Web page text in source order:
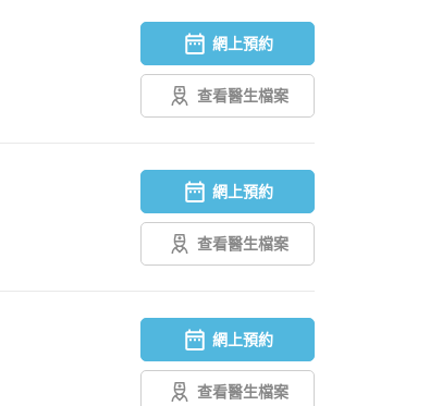
網上預約
查看醫生檔案
網上預約
查看醫生檔案
網上預約
查看醫生檔案